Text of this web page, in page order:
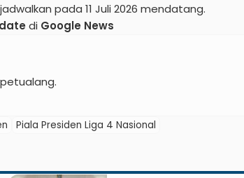
pada 11 Juli 2026 mendatang.
di Google News
Piala Presiden Liga 4 Nasional